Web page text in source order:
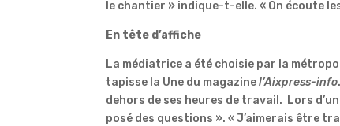
le chantier » indique-t-elle. « On écoute
En tête d’affiche
La médiatrice a été choisie par la
tapisse la Une du magazinel’Aixpress-info
dehors de ses heures de travail. Lors
posé des questions ». « J’aimerais être